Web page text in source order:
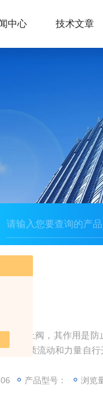
中心 技术文章
或逆止阀，其作用是
靠介质流动和力量自
止回阀按结构划分，
产品型号： 浏览